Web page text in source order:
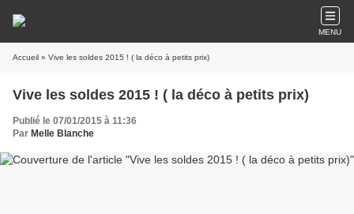
MENU
Accueil » Vive les soldes 2015 ! ( la déco à petits prix)
Vive les soldes 2015 ! ( la déco à petits prix)
Publié le 07/01/2015 à 11:36
Par Melle Blanche